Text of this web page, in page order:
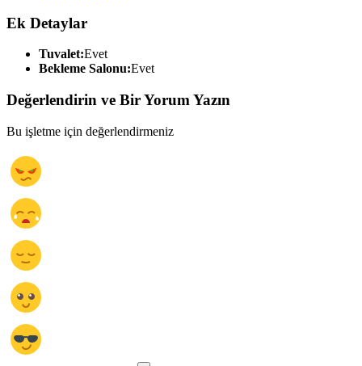
Ek Detaylar
Tuvalet:Evet
Bekleme Salonu:Evet
Değerlendirin ve Bir Yorum Yazın
Bu işletme için değerlendirmeniz